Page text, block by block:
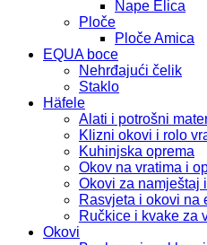
Nape Elica
Ploče
Ploče Amica
EQUA boce
Nehrđajući čelik
Staklo
Häfele
Alati i potrošni
Klizni okovi i rolo
Kuhinjska oprema
Okov na vratima i
Okovi za namještaj
Rasvjeta i okovi na
Ručkice i kvake za
Okovi